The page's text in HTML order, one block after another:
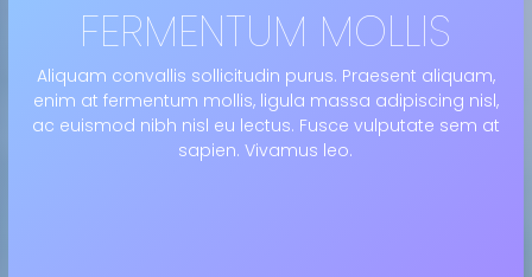
FERMENTUM MOLLIS
Aliquam convallis sollicitudin purus. Praesent aliquam,
enim at fermentum mollis, ligula massa adipiscing nisl,
ac euismod nibh nisl eu lectus. Fusce vulputate sem at
sapien. Vivamus leo.